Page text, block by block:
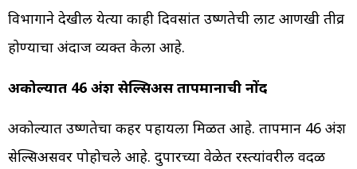
विभागाने देखील येत्या काही दिवसांत उष्णतेची लाट आणखी तीव्र
होण्याचा अंदाज व्यक्त केला आहे.
अकोल्यात 46 अंश सेल्सिअस तापमानाची नोंद
अकोल्यात उष्णतेचा कहर पहायला मिळत आहे. तापमान 46 अंश
सेल्सिअसवर पोहोचले आहे. दुपारच्या वेळेत रस्त्यांवरील वर्दळ